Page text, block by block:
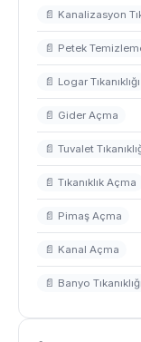
📄 Kanalizasyon
📄 Petek
📄 Logar Tıkanıklığı
📄 Gider Açma
📄 Tuvalet
📄 Tıkanıklık Açma
📄 Pimaş Açma
📄 Kanal Açma
📄 Banyo Tıkanıklığı